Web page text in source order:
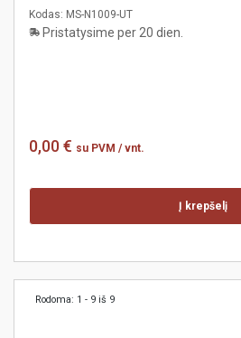
Kodas: MS-N1009-UT
Pristatysime per 20 dien.
0,00 € su PVM / vnt.
Į krepšelį
Rodoma: 1 - 9 iš 9